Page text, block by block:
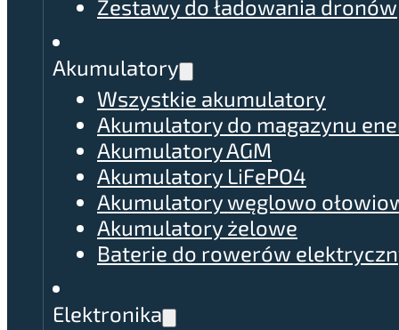
Zestawy do ładowania dronów
Akumulatory
Wszystkie akumulatory
Akumulatory do magazynu
Akumulatory AGM
Akumulatory LiFePO4
Akumulatory węglowo
Akumulatory żelowe
Baterie do rowerów
Elektronika